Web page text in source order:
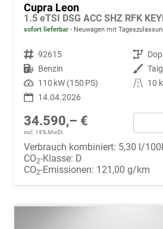
Cupra Leon
1.5 eTSI DSG ACC SHZ RFK
sofort lieferbar Neuwagen mit
Fahrzeugnr. 92615 Getriebe
Kraftstoff Benzin Außenfarbe
Leistung 110 kW (150 PS) Kilometerstand
10
14.04.2026
34.590,– €
incl. 19% MwSt.
Verbrauch kombiniert: 5,30 l/
CO2-Klasse: D
CO2-Emissionen: 121,00 g/km